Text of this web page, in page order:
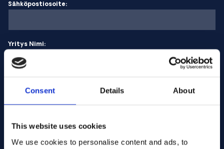
Consent Details About
This website uses cookies
We use cookies to personalise content and ads, to
Sähköpostiosoite:
Yritys Nimi:
Viestisi